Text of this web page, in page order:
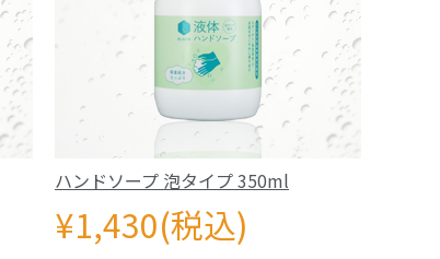
ハンドソープ 泡タイプ 350ml
¥1,430(税込)